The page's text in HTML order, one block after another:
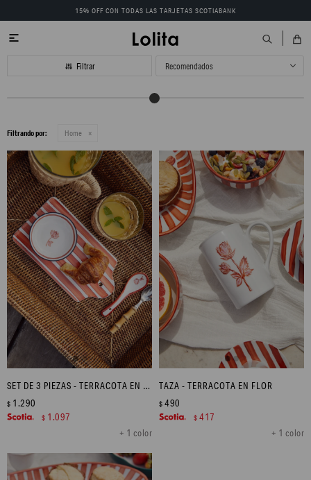
15% OFF CON TODAS LAS TARJETAS SCOTIABANK

Recomendados
Filtrando por: Home
SET DE 3 PIEZAS - TERRACOTA EN FLOR
+ 1 color
$ 1.290
$ 1.097
TAZA - TERRACOTA EN FLOR
+ 1 color
$ 490
$ 417